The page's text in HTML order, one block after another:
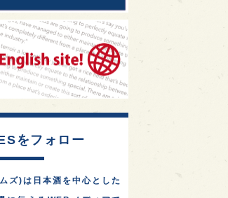
をフォロー
ズ)は日本酒を中心とした